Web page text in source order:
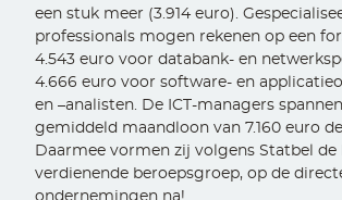
een stuk meer (3.914 euro).
professionals mogen rekenen op een
4.543 euro voor databank- en
4.666 euro voor software- en
en –analisten. De ICT-managers
gemiddeld maandloon van 7.160 euro
Daarmee vormen zij volgens Statbel de
verdienende beroepsgroep, op de
ondernemingen na!